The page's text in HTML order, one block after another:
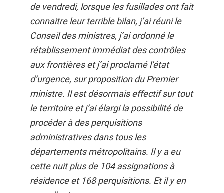
de vendredi, lorsque les fusillades ont fait
connaitre leur terrible bilan, j’ai réuni le
Conseil des ministres, j’ai ordonné le
rétablissement immédiat des contrôles
aux frontières et j’ai proclamé l’état
d’urgence, sur proposition du Premier
ministre. Il est désormais effectif sur tout
le territoire et j’ai élargi la possibilité de
procéder à des perquisitions
administratives dans tous les
départements métropolitains. Il y a eu
cette nuit plus de 104 assignations à
résidence et 168 perquisitions. Et il y en